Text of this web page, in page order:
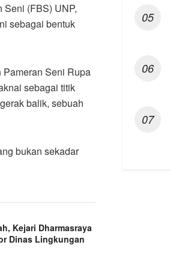
Seni (FBS) UNP,
sebagai bentuk
Pameran Seni Rupa
sebagai titik
balik, sebuah
bukan sekadar
Kejari Dharmasraya
Dinas Lingkungan